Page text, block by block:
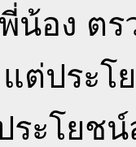
น้อง ตร
แต่ประโ
ระโยช